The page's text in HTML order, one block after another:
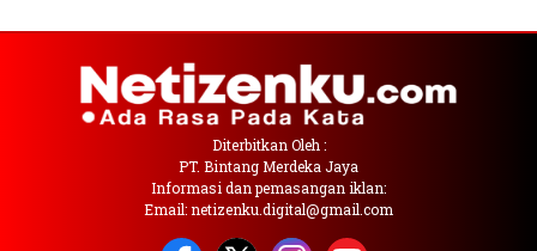
Diterbitkan Oleh :
PT. Bintang Merdeka Jaya
Informasi dan pemasangan iklan:
Email: netizenku.digital@gmail.com